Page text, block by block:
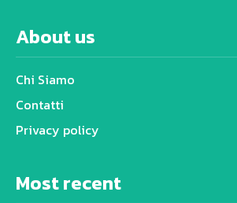
About us
Chi Siamo
Contatti
Privacy policy
Most recent